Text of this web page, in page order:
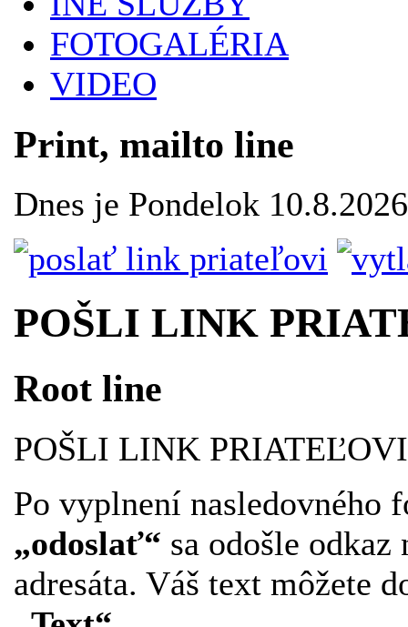
FOTOGALÉRIA
VIDEO
Print, mailto line
Dnes je Pondelok
POŠLI LINK
Root line
POŠLI LINK PRIATEĽOVI
Po vyplnení nasledovného
„odoslať“ sa odošle
adresáta. Váš text môžete